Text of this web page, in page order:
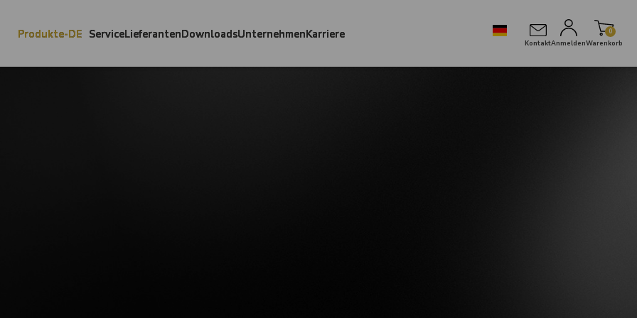
Produkte-DE ServiceLieferantenDownloadsUnternehmenKarriere
KontaktAnmelden
0
Warenkorb